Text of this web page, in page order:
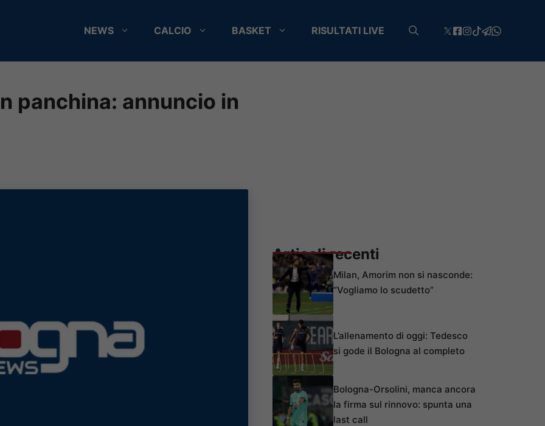
NEWS CALCIO BASKET RISULTATI LIVE
panchina: annuncio in
Articoli recenti
Milan, Amorim non si nasconde:
“Vogliamo lo scudetto”
L’allenamento di oggi: Tedesco
si gode il Bologna al completo
Bologna-Orsolini, manca ancora
la firma sul rinnovo: spunta una
last call